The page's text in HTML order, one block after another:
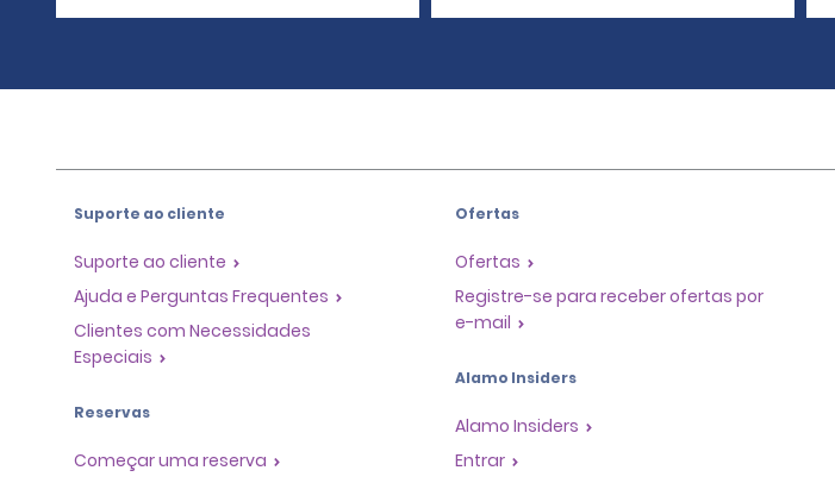
Suporte ao cliente
Suporte ao cliente
Ajuda e Perguntas Frequentes
Clientes com Necessidades
Especiais
Reservas
Começar uma reserva
Ofertas
Ofertas
Registre-se para receber ofertas por
e-mail
Alamo Insiders
Alamo Insiders
Entrar